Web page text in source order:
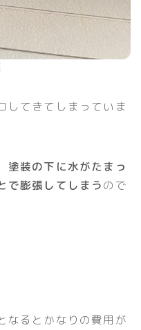
してきてしまっていま
塗装の下に水がたまっ
で膨張してしまうので
なるとかなりの費用が